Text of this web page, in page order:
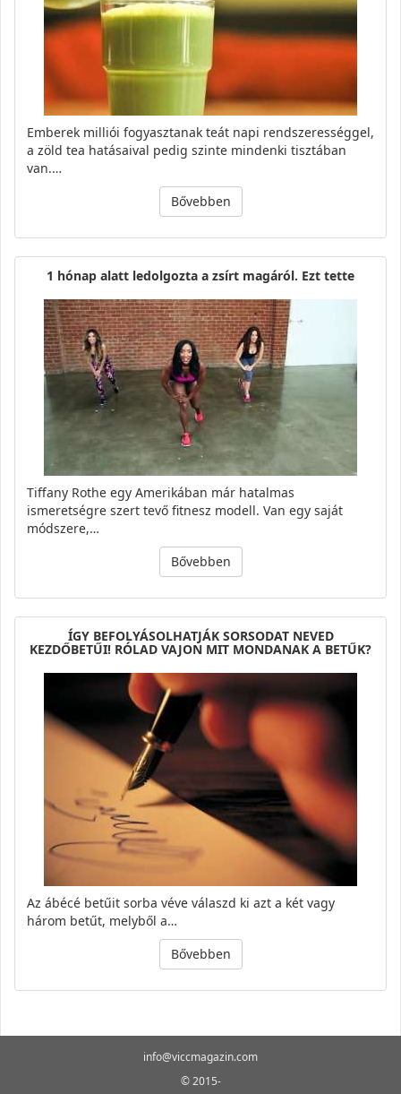
Emberek milliói fogyasztanak teát napi rendszerességgel,
a zöld tea hatásaival pedig szinte mindenki tisztában
van.…
Bővebben
1 hónap alatt ledolgozta a zsírt magáról. Ezt tette
Tiffany Rothe egy Amerikában már hatalmas
ismeretségre szert tevő fitnesz modell. Van egy saját
módszere,…
Bővebben
ÍGY BEFOLYÁSOLHATJÁK SORSODAT NEVED
KEZDŐBETŰI! RÓLAD VAJON MIT MONDANAK A BETŰK?
Az ábécé betűit sorba véve válaszd ki azt a két vagy
három betűt, melyből a…
Bővebben
info@viccmagazin.com
© 2015-